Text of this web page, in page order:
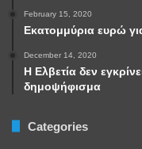
February 15, 2020
Εκατομμύρια ευρώ
December 14, 2020
Η Ελβετία δεν
δημοψήφισμα
Categories